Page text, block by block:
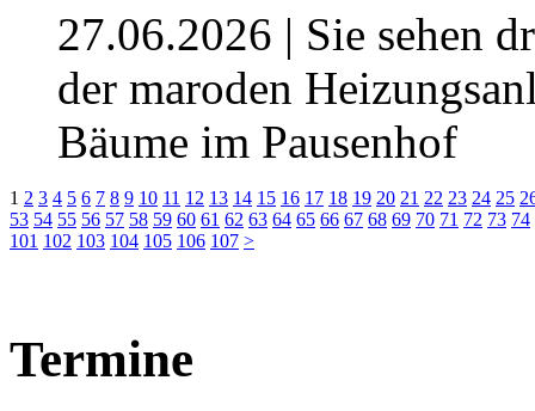
27.06.2026 | Sie sehen
der maroden
Bäume im Pausenhof
1 2 3 4 5 6 7 8 9 10 11 12 13 14 15 16 17 18 19 20 21 22 23 24 25
53 54 55 56 57 58 59 60 61 62 63 64 65 66 67 68 69 70 71 72 73 74
101 102 103 104 105 106 107 >
Termine